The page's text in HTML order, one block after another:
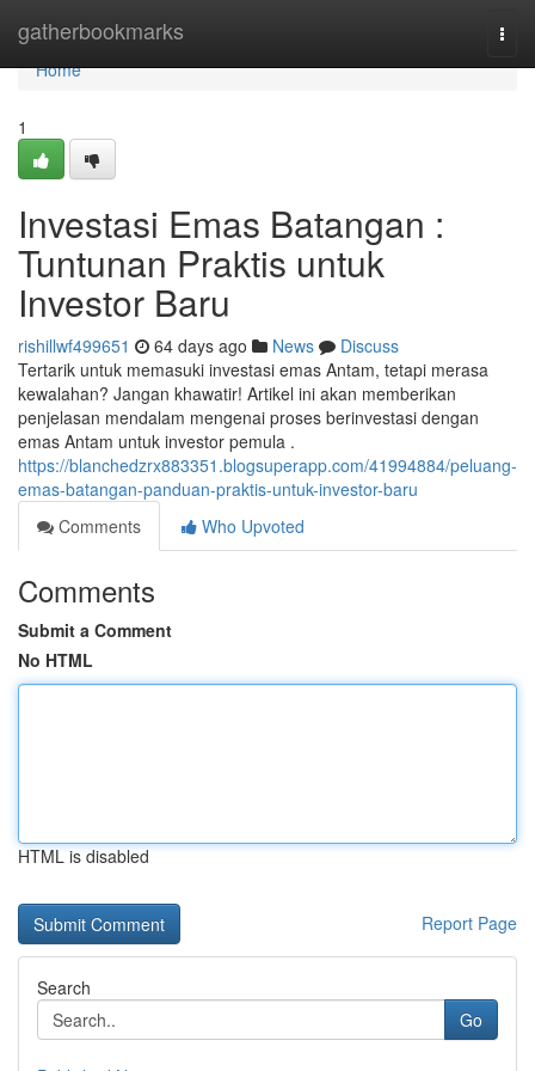
gatherbookmarks
Home
Home
1
Investasi Emas Batangan :
Tuntunan Praktis untuk
Investor Baru
rishillwf499651 64 days ago News
Discuss
Tertarik untuk memasuki investasi emas Antam, tetapi merasa
kewalahan? Jangan khawatir! Artikel ini akan memberikan
penjelasan mendalam mengenai proses berinvestasi dengan
emas Antam untuk investor pemula .
https://blanchedzrx883351.blogsuperapp.com/41994884/peluang-
emas-batangan-panduan-praktis-untuk-investor-baru
Comments
Who Upvoted
Comments
Submit a Comment
No HTML
HTML is disabled
Report Page
Search
Go